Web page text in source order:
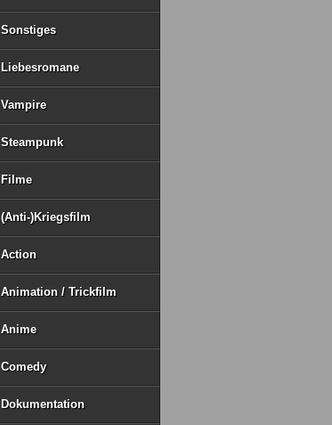
Sonstiges
Liebesromane
Vampire
Steampunk
Filme
(Anti-)Kriegsfilm
Action
Animation / Trickfilm
Anime
Comedy
Dokumentation